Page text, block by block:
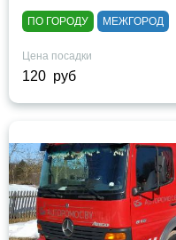
ПО ГОРОДУ МЕЖГОРОД
Цена посадки
120 руб